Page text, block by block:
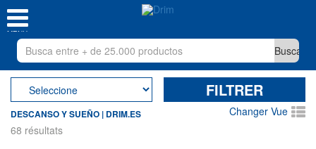
MENU
FILTRER
DESCANSO Y SUEÑO | DRIM.ES
Changer Vue
68 résultats